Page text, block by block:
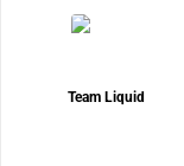
Team Liquid